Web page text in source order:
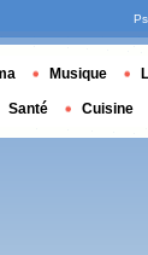
Musique
Santé Cuisine